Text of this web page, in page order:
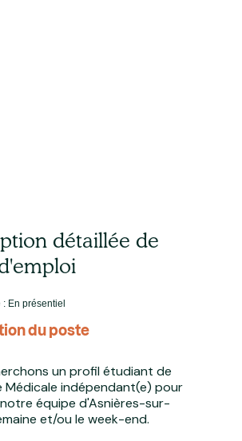
détaillée de
: En présentiel
du poste
un profil étudiant de
Médicale indépendant(e) pour
équipe d'Asnières-sur-
et/ou le week-end.